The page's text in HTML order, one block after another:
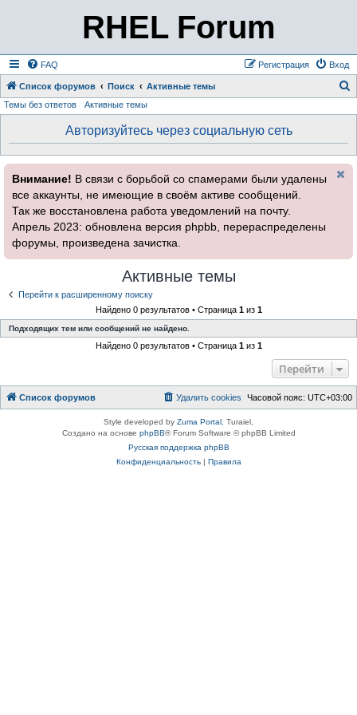
RHEL Forum
FAQ Вход
Регистрация
Список форумов Поиск Активные темы
Темы без ответов Активные темы
Авторизуйтесь через социальную сеть
Внимание! В связи с борьбой со спамерами были удалены
все аккаунты, не имеющие в своём активе сообщений.
Так же восстановлена работа уведомлений на почту.
Апрель 2023: обновлена версия phpbb, перераспределены
форумы, произведена зачистка.
Активные темы
Перейти к расширенному поиску
Найдено 0 результатов • Страница 1из 1
Подходящих тем или сообщений не найдено.
Найдено 0 результатов • Страница 1из 1
Перейти
Список форумов Часовой пояс: UTC+03:00
Удалить cookies
Style developed by Zuma Portal , Turaiel,
Создано на основе phpBB® Forum Software © phpBB Limited
Русская поддержка phpBB
Конфиденциальность| Правила